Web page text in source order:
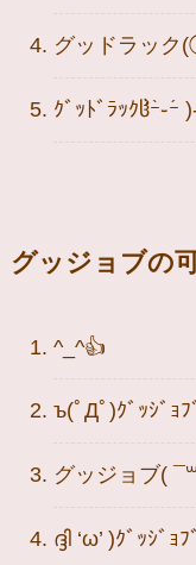
グッドラック
ｸﾞｯﾄﾞﾗｯｸჱ̒ｰ̀֊ｰ́
グッジョブの
^_^👍
ъ(ﾟДﾟ)ｸﾞｯｼﾞｮﾌ
グッジョブ(
ദ്ദി ‘ω’ )ｸﾞｯｼﾞｮﾌﾞ